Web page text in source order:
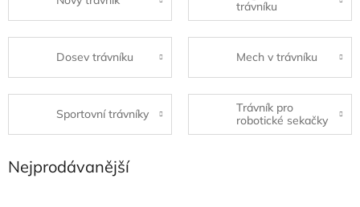
trávníku
Dosev trávníku Mech v trávníku
Sportovní trávníky
Trávník pro
robotické sekačky
Nejprodávanější